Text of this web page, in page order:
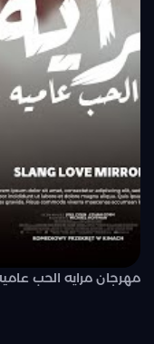
مهرجان مرايه الحب